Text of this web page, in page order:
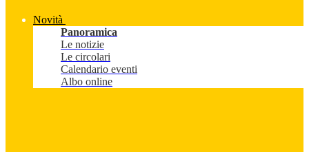
Novità
Panoramica
Le notizie
Le circolari
Calendario eventi
Albo online